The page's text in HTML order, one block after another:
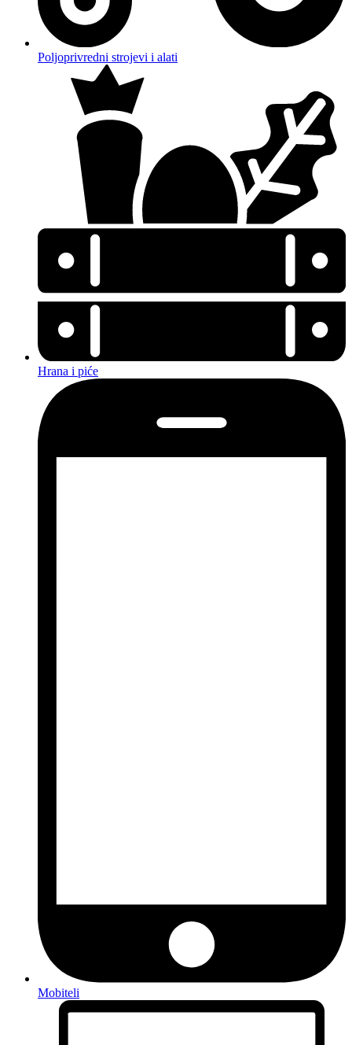
Poljoprivredni strojevi i alati
Hrana i piće
Mobiteli